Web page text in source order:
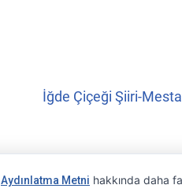
İğde Çiçeği Şiiri-
Aydınlatma Metni hakkında daha